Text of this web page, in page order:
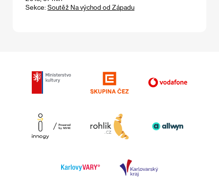
Sekce: Soutěž Na východ od Západu